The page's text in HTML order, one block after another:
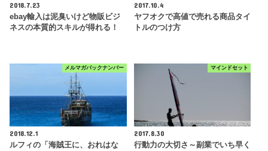
2018.7.23
ebay輸入は泥臭いけど物販ビジ
ネスの本質的スキルが得れる！
2017.10.4
ヤフオクで高値で売れる商品タイ
トルのつけ方
メルマガバックナンバー
2018.12.1
ルフィの「海賊王に、おれはな
マインドセット
2017.8.30
行動力の大切さ～副業でいち早く